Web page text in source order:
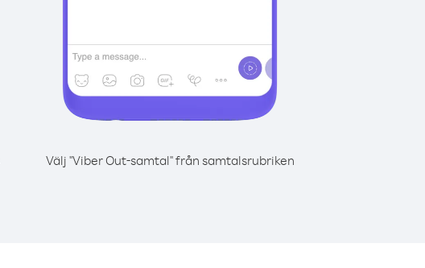
Välj "Viber Out-samtal" från samtalsrubriken